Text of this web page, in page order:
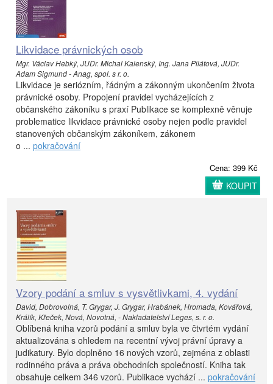
Likvidace právnických osob
Mgr. Václav Hebký, JUDr. Michal Kalenský, Ing. Jana Pilátová, JUDr.
Adam Sigmund - Anag, spol. s r. o.
Likvidace je seriózním, řádným a zákonným ukončením života
právnické osoby. Propojení pravidel vycházejících z
občanského zákoníku s praxí Publikace se komplexně věnuje
problematice likvidace právnické osoby nejen podle pravidel
stanovených občanským zákoníkem, zákonem
o ... pokračování
Cena: 399 Kč
KOUPIT
Vzory podání a smluv s vysvětlivkami, 4. vydání
David, Dobrovolná, T. Grygar, J. Grygar, Hrabánek, Hromada, Kovářová,
Králík, Křeček, Nová, Novotná, - Nakladatelství Leges, s. r. o.
Oblíbená kniha vzorů podání a smluv byla ve čtvrtém vydání
aktualizována s ohledem na recentní vývoj právní úpravy a
judikatury. Bylo doplněno 16 nových vzorů, zejména z oblasti
rodinného práva a práva obchodních společností. Kniha tak
obsahuje celkem 346 vzorů. Publikace vychází ... pokračování